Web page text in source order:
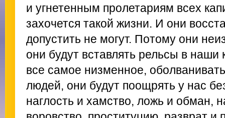
и угнетенным пролетариям всех
захочется такой жизни. И они
допустить не могут. Потому они
они будут вставлять рельсы в наши
все самое низменное,
людей, они будут поощрять у нас
наглость и хамство, ложь и обман,